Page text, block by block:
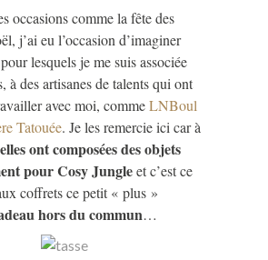
occasions comme la fête des
j’ai eu l’occasion d’imaginer
lesquels je me suis associée
à des artisanes de talents qui ont
avec moi, commeLNBoul
Tatouée. Je les remercie ici car à
elles ont composées des objets
pour Cosy Jungleet c’est ce
coffrets ce petit « plus »
hors du commun…